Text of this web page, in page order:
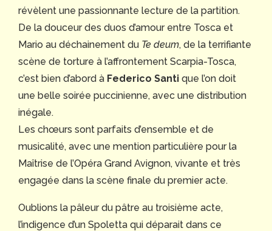
révèlent une passionnante lecture de la partition.
De la douceur des duos d’amour entre Tosca et
Mario au déchainement du Te deum, de la terrifiante
scène de torture à l’affrontement Scarpia-Tosca,
c’est bien d’abord à Federico Santi que l’on doit
une belle soirée puccinienne, avec une distribution
inégale.
Les chœurs sont parfaits d’ensemble et de
musicalité, avec une mention particulière pour la
Maîtrise de l’Opéra Grand Avignon, vivante et très
engagée dans la scène finale du premier acte.
Oublions la pâleur du pâtre au troisième acte,
l’indigence d’un Spoletta qui déparait dans ce